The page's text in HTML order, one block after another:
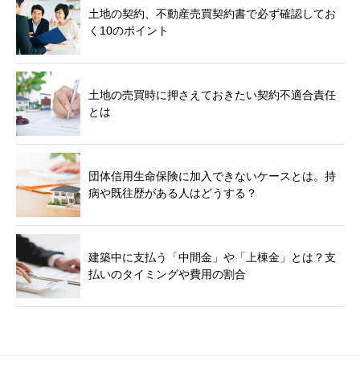
土地の契約、不動産売買契約書で必ず確認してお
く10のポイント
土地の売買時に押さえておきたい契約不適合責任
とは
団体信用生命保険に加入できないケースとは。持
病や既往歴がある人はどうする？
建築中に支払う「中間金」や「上棟金」とは？支
払いのタイミングや費用の割合